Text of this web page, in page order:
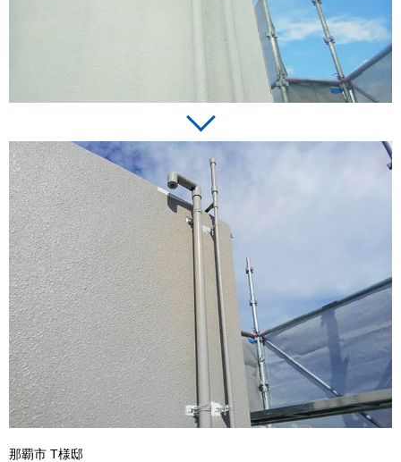
那覇市 T様邸